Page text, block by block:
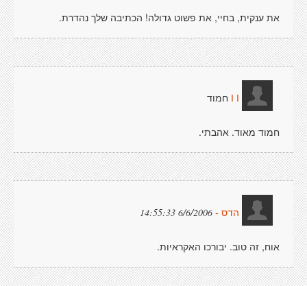
את ענקית, בחיי, את פשוט גדולה! הכתיבה שלך נהדרת.
I I חמוד
חמוד מאוד. אהבתי.
הדס - 6/6/2006 14:55:33
אוח, זה טוב. יבורכו האקראיות.